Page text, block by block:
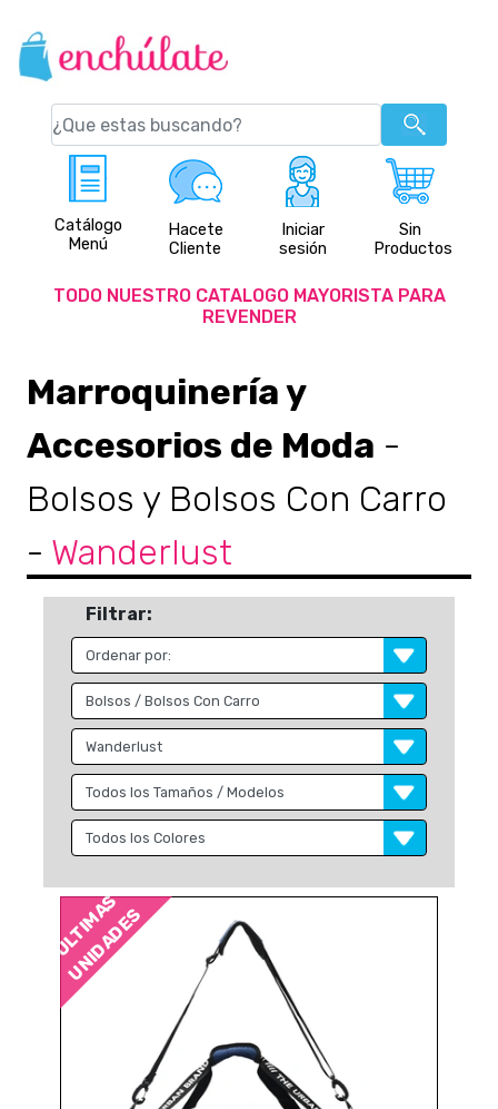
Catálogo
Menú
Hacete
Cliente
Iniciar
sesión
Sin
Productos
TODO NUESTRO CATALOGO MAYORISTA PARA
REVENDER
Marroquinería y
Accesorios de Moda -
Bolsos y Bolsos Con Carro
- Wanderlust
Filtrar:
ÚLTIMAS
UNIDADES